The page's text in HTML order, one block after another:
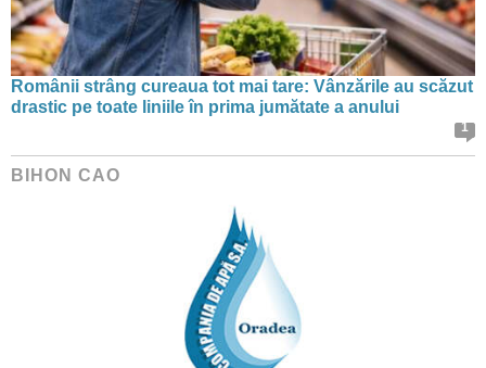
Românii strâng cureaua tot mai tare: Vânzările au scăzut
drastic pe toate liniile în prima jumătate a anului
1
BIHON CAO